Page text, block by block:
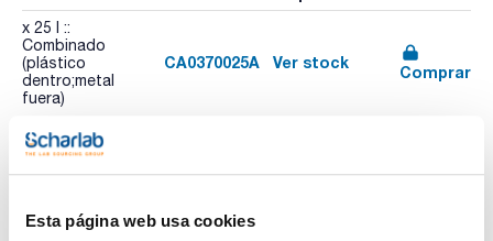
Esta página web usa cookies
x 25 l ::
Combinado
(plástico
dentro;metal
fuera)
CA0370025A Ver stock
Comprar